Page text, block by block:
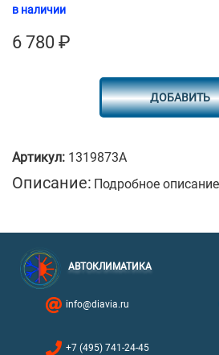
в наличии
6 780 ₽
ДОБАВИТЬ
Артикул: 1319873A
Описание: Подробное описание
АВТОКЛИМАТИКА
info@diavia.ru
+7 (495) 741-24-45